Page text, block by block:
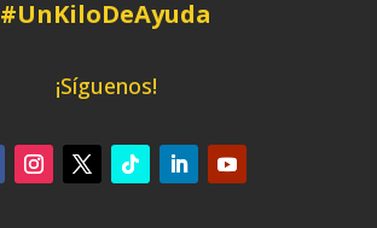
#UnKiloDeAyuda
¡Síguenos!